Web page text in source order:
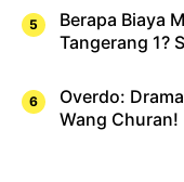
Berapa Biaya
Tangerang 1?
Overdo:
Wang Churan!